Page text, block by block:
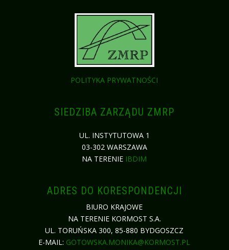
POLITYKA PRYWATNOŚCI
SIEDZIBA ZARZĄDU ZMRP
UL. INSTYTUTOWA 1
03-302 WARSZAWA
NA TERENIE IBDIM
ADRES DO KORESPONDENCJI
BIURO KRAJOWE
NA TERENIE KORMOST S.A.
UL. TORUŃSKA 300, 85-880 BYDGOSZCZ
E-MAIL: GOTOWSKA.MONIKA@KORMOST.PL